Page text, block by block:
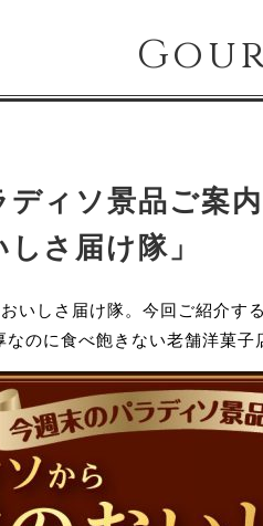
ディソ景品ご案内
しさ届け隊」
いしさ届け隊。今回ご紹介す
なのに食べ飽きない老舗洋菓子